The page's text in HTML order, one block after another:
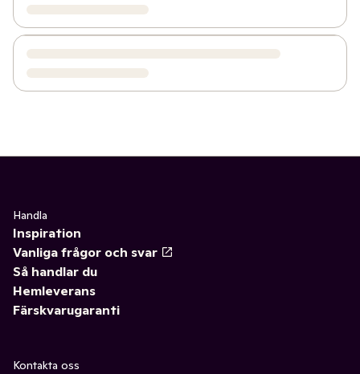
Handla
Inspiration
Vanliga frågor och svar
Så handlar du
Hemleverans
Färskvarugaranti
Kontakta oss